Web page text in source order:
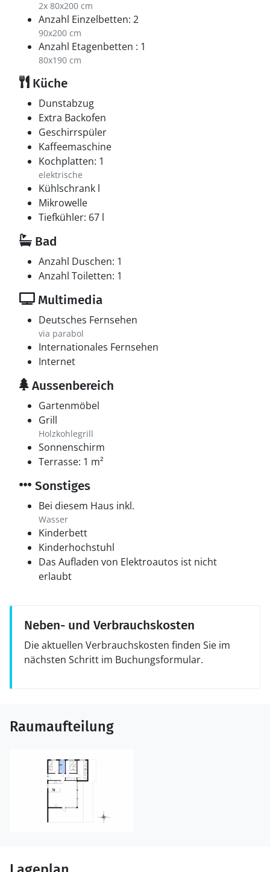
2x 80x200 cm
Anzahl Einzelbetten: 2
90x200 cm
Anzahl Etagenbetten : 1
80x190 cm
Küche
Dunstabzug
Extra Backofen
Geschirrspüler
Kaffeemaschine
Kochplatten: 1
elektrische
Kühlschrank l
Mikrowelle
Tiefkühler: 67 l
Bad
Anzahl Duschen: 1
Anzahl Toiletten: 1
Multimedia
Deutsches Fernsehen
via parabol
Internationales Fernsehen
Internet
Aussenbereich
Gartenmöbel
Grill
Holzkohlegrill
Sonnenschirm
Terrasse: 1 m²
Sonstiges
Bei diesem Haus inkl.
Wasser
Kinderbett
Kinderhochstuhl
Das Aufladen von Elektroautos ist nicht
erlaubt
Neben- und Verbrauchskosten
Die aktuellen Verbrauchskosten finden Sie im
nächsten Schritt im Buchungsformular.
Raumaufteilung